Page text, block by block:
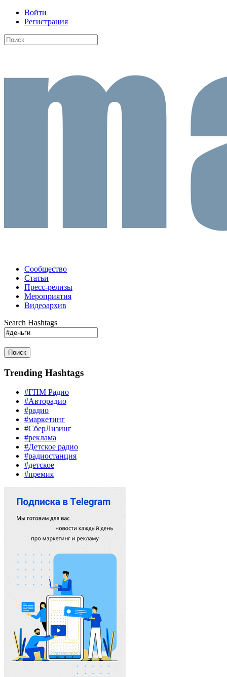
Войти
Регистрация
Сообщество
Статьи
Пресс-релизы
Мероприятия
Видеоархив
Search Hashtags
Поиск
Trending Hashtags
#ГПМ Радио
#Авторадио
#радио
#маркетинг
#СберЛизинг
#реклама
#Детское радио
#радиостанция
#детское
#премия